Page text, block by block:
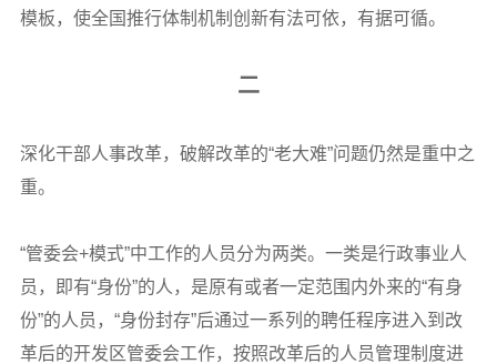
模板，使全国推行体制机制创新有法可依，有据可循。
二
深化干部人事改革，破解改革的“老大难”问题仍然是重中之
重。
“管委会+模式”中工作的人员分为两类。一类是行政事业人
员，即有“身份”的人，是原有或者一定范围内外来的“有身
份”的人员，“身份封存”后通过一系列的聘任程序进入到改
革后的开发区管委会工作，按照改革后的人员管理制度进